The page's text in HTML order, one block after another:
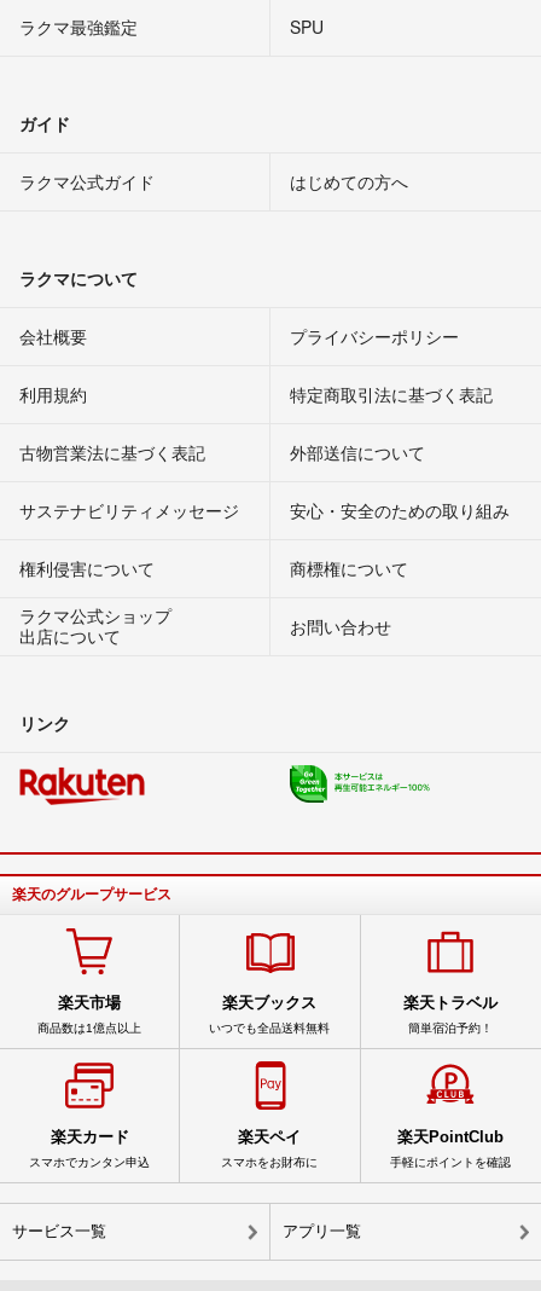
ラクマ最強鑑定
SPU
ガイド
ラクマ公式ガイド はじめての方へ
ラクマについて
会社概要 プライバシーポリシー
利用規約 特定商取引法に基づく表記
古物営業法に基づく表記 外部送信について
サステナビリティメッセージ 安心・安全のための取り組み
権利侵害について
商標権について
ラクマ公式ショップ
出店について
お問い合わせ
リンク
楽天のグループサービス
楽天市場
商品数は1億点以上
楽天ブックス
いつでも全品送料無料
楽天トラベル
簡単宿泊予約！
楽天カード
スマホでカンタン申込
楽天ペイ
スマホをお財布に
楽天PointClub
手軽にポイントを確認
サービス一覧 アプリ一覧